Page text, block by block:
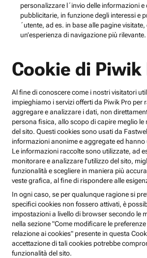
personalizzare l´invio delle informazioni
pubblicitarie, in funzione degli interessi e
´utente, ad es. in base alle pagine visitate,
un’esperienza di navigazione più rilevante.
Cookie di Piwik
Al fine di conoscere come i nostri visitatori
impieghiamo i servizi offerti da Piwik Pro per
aggregare e analizzare i dati, non
persona fisica, allo scopo di capire meglio
del sito. Questi cookies sono usati da
informazioni anonime e aggregate ed
Le informazioni raccolte sono utilizzate, ad
monitorare e analizzare l'utilizzo del sito,
funzionalità e scegliere in maniera più
veste grafica, al fine di rispondere alle
In ogni caso, se per qualunque ragione si
specifici cookies non fossero attivati, è
impostazioni a livello di browser secondo le
nella sezione "Come modificare le
relazione ai cookies" presente in questa
accettazione di tali cookies potrebbe
funzionalità del sito.